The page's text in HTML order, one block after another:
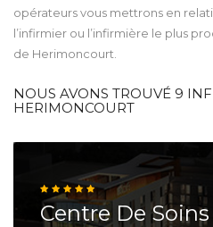
opérateurs vous mettrons en
l’infirmier ou l’infirmière le plus
de Herimoncourt.
NOUS AVONS TROUVÉ 9
HERIMONCOURT
Centre De